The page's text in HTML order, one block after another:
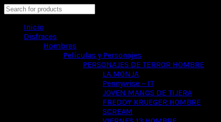
Inicio
Disfraces
Hombres
Películas y Personajes
PERSONAJES DE TERROR HOMBRE
LA MONJA
Pennywise – IT
JOVEN MANOS DE TIJERA
FREDDY KRUEGER HOMBRE
SCREAM